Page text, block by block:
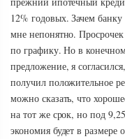
12% годовых. Зачем
мне непонятно.
по графику. Но в
предложение, я
получил положительное
можно сказать, что
на тот же срок, но под
экономия будет в размере